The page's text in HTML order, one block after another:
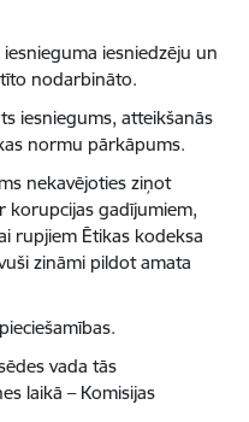
iesniedzēju un
nodarbināto.
iesniegums, atteikšanās
normu pārkāpums.
nekavējoties ziņot
korupcijas gadījumiem,
rupjiem Ētikas kodeksa
zināmi pildot amata
vada tās
laikā – Komisijas